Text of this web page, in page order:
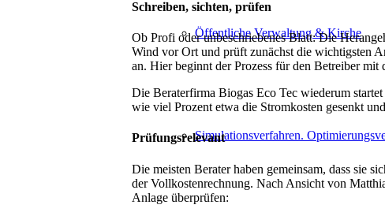
Öffentliche Verwaltung & Kirche
Simulationsverfahren.
Schreiben, sichten, prüfen
Ob Profi oder unbeschriebenes Blatt: Die
Wind vor Ort und prüft zunächst die wichtigsten
an. Hier beginnt der Prozess für den Betreiber
Die Beraterfirma Biogas Eco Tec wiederum
wie viel Prozent etwa die Stromkosten gesenkt
Prüfungsrelevant
Die meisten Berater haben gemeinsam, dass sie
der Vollkostenrechnung. Nach Ansicht von
Anlage überprüfen: